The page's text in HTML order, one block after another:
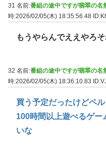
31 名前:番組の途中ですが翡翠の名
時:2026/02/05(木) 18:35:56.48
もうやらんでええやろ
32 名前:番組の途中ですが翡翠の名
時:2026/02/05(木) 18:36:10.83
買う予定だったけどペ
100時間以上遊べるゲ
いな